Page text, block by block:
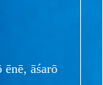
āśarō